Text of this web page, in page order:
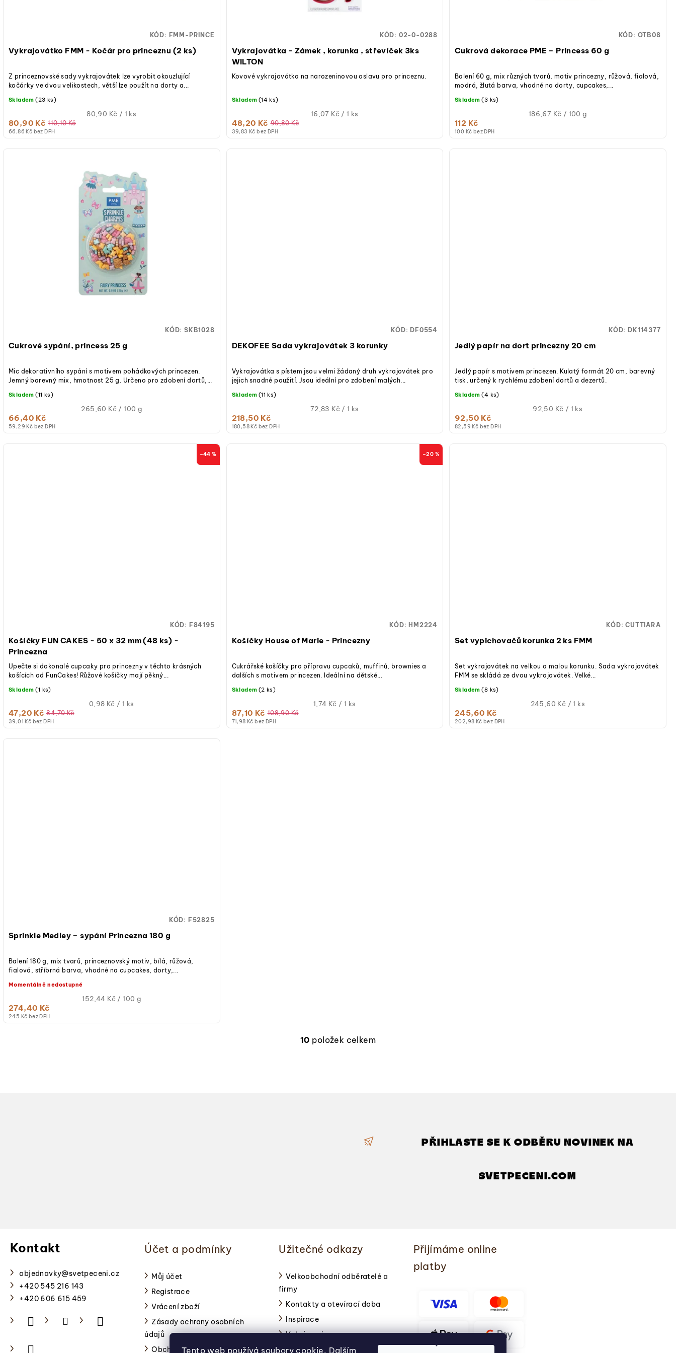
Tento web používá soubory cookie. Dalším
k
ů
Vykrajovátko FMM - Kočár pro princeznu (2 ks)
66,86 Kč bez DPH
80,90 Kč 110,10 Kč
Měrná
80,90 Kč / 1 ks
Skladem (23 ks)
Z princeznovské sady vykrajovátek lze vyrobit okouzlující
kočárky ve dvou velikostech, větší lze použít na dorty a...
KÓD: FMM-PRINCE
Vykrajovátka - Zámek , korunka , střevíček 3ks
WILTON
39,83 Kč bez DPH
48,20 Kč 90,80 Kč
Měrná
16,07 Kč / 1 ks
Skladem (14 ks)
Kovové vykrajovátka na narozeninovou oslavu pro princeznu.
KÓD: 02-0-0288
Cukrová dekorace PME – Princess 60 g
100 Kč bez DPH
112 Kč
Měrná
186,67 Kč / 100 g
Skladem (3 ks)
Balení 60 g, mix různých tvarů, motiv princezny, růžová, fialová,
modrá, žlutá barva, vhodné na dorty, cupcakes,...
KÓD: OTB08
Cukrové sypání, princess 25 g
59,29 Kč bez DPH
66,40 Kč
Měrná
265,60 Kč / 100 g
Skladem (11 ks)
Mic dekorativního sypání s motivem pohádkových princezen.
Jemný barevný mix, hmotnost 25 g. Určeno pro zdobení dortů,...
KÓD: SKB1028
DEKOFEE Sada vykrajovátek 3 korunky
180,58 Kč bez DPH
218,50 Kč
Měrná
72,83 Kč / 1 ks
Skladem (11 ks)
Vykrajovátka s pístem jsou velmi žádaný druh vykrajovátek pro
jejich snadné použití. Jsou ideální pro zdobení malých...
KÓD: DF0554
Jedlý papír na dort princezny 20 cm
82,59 Kč bez DPH
92,50 Kč
Měrná
92,50 Kč / 1 ks
Skladem (4 ks)
Jedlý papír s motivem princezen. Kulatý formát 20 cm, barevný
tisk, určený k rychlému zdobení dortů a dezertů.
KÓD: DK114377
–44 %
Košíčky FUN CAKES - 50 x 32 mm (48 ks) -
Princezna
39,01 Kč bez DPH
47,20 Kč 84,70 Kč
Měrná
0,98 Kč / 1 ks
Skladem (1 ks)
Upečte si dokonalé cupcaky pro princezny v těchto krásných
košících od FunCakes! Růžové košíčky mají pěkný...
KÓD: F84195
–20 %
Košíčky House of Marie - Princezny
71,98 Kč bez DPH
87,10 Kč 108,90 Kč
Měrná
1,74 Kč / 1 ks
Skladem (2 ks)
Cukrářské košíčky pro přípravu cupcaků, muffinů, brownies a
dalších s motivem princezen. Ideální na dětské...
KÓD: HM2224
Set vypichovačů korunka 2 ks FMM
202,98 Kč bez DPH
245,60 Kč
Měrná
245,60 Kč / 1 ks
Skladem (8 ks)
Set vykrajovátek na velkou a malou korunku. Sada vykrajovátek
FMM se skládá ze dvou vykrajovátek. Velké...
KÓD:CUTTIARA
Sprinkle Medley – sypání Princezna 180 g
245 Kč bez DPH
274,40 Kč
Měrná
152,44 Kč / 100 g
Momentálně nedostupné
Balení 180 g, mix tvarů, princeznovský motiv, bílá, růžová,
fialová, stříbrná barva, vhodné na cupcakes, dorty,...
KÓD: F52825
O
ý
p
i
u
10 položek celkem
PŘIHLASTE SE K ODBĚRU NOVINEK NA
SVETPECENI.COM
á
a
Kontakt
objednavky@svetpeceni.cz
+420 545 216 143
+420 606 615 459
Účet a podmínky
Můj účet
Registrace
Vrácení zboží
Zásady ochrany osobních
údajů
Obchodní podmínky
Užitečné odkazy
Velkoobchodní odběratelé a
firmy
Kontakty a otevírací doba
Inspirace
Volné pozice
Přijímáme online
platby